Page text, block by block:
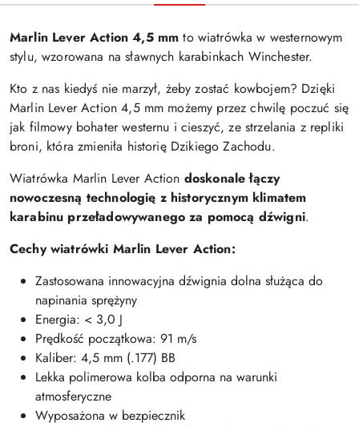
Marlin Lever Action 4,5 mm to wiatrówka w westernowym
stylu, wzorowana na sławnych karabinkach Winchester.
Kto z nas kiedyś nie marzył, żeby zostać kowbojem? Dzięki
Marlin Lever Action 4,5 mm możemy przez chwilę poczuć się
jak filmowy bohater westernu i cieszyć, ze strzelania z repliki
broni, która zmieniła historię Dzikiego Zachodu.
Wiatrówka Marlin Lever Action doskonale łączy
nowoczesną technologię z historycznym klimatem
karabinu przeładowywanego za pomocą dźwigni.
Cechy wiatrówki Marlin Lever Action:
Zastosowana innowacyjna dźwignia dolna służąca do
napinania sprężyny
Energia: < 3,0 J
Prędkość początkowa: 91 m/s
Kaliber: 4,5 mm (.177) BB
Lekka polimerowa kolba odporna na warunki
atmosferyczne
Wyposażona w bezpiecznik